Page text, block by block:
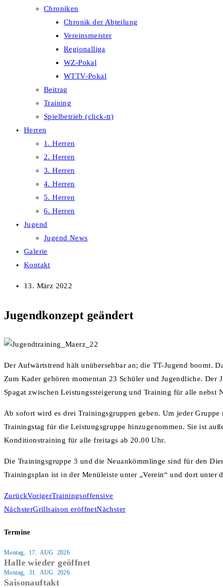
Chroniken
Chronik der Abteilung
Vereinsmeister
Regionalliga
WZ-Pokal
WTTV-Pokal
Beitrag
Training
Spielbetrieb (click-tt)
Herren
1. Herren
2. Herren
3. Herren
4. Herren
5. Herren
6. Herren
Jugend
Jugend News
Galerie
Kontakt
13. März 2022
Jugendkonzept geändert
Der Aufwärtstrend hält unübersehbar an; die TT-Jugend boomt.
Zum Kader gehören momentan 23 Schüler und Jugendliche. Der
Spagat zwischen Leistungssteigerung und Training für alle nebst
Ab sofort wird es drei Trainingsgruppen geben. Um jeder
Trainingstag für die Leistungsgruppe hinzugenommen. Sie ist
Konditionstraining für alle freitags ab 20.00 Uhr.
Die Trainingsgruppe 3 und die Neuankömmlinge sind für den
Trainingsplan ist in der Menüleiste unter „Verein“ und dort unter
ZurückVorigerTrainingsoffensive
NächsterGrillsaison eröffnetNächster
Termine
Montag, 17. AUG 2026
Halle wieder geöffnet
Montag, 31. AUG 2026
Saisonauftakt